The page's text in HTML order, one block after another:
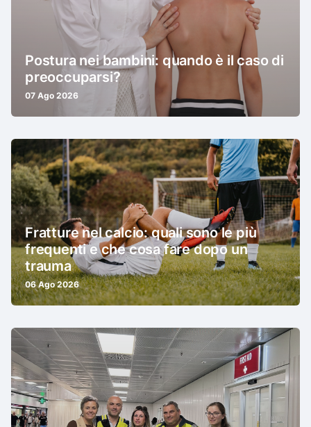
Postura nei bambini: quando è il caso di
preoccuparsi?
07 Ago 2026
Fratture nel calcio: quali sono le più
frequenti e che cosa fare dopo un
trauma
06 Ago 2026